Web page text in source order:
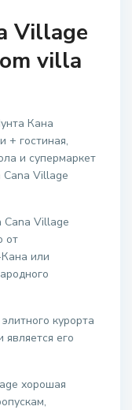
Village
villa
Кана
+ гостиная,
и супермаркет
Village
Village
от
или
курорта
его
хорошая